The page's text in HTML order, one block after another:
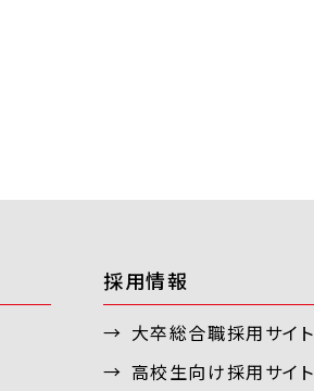
採用情報
大卒総合職採用サイト
高校生向け採用サイト